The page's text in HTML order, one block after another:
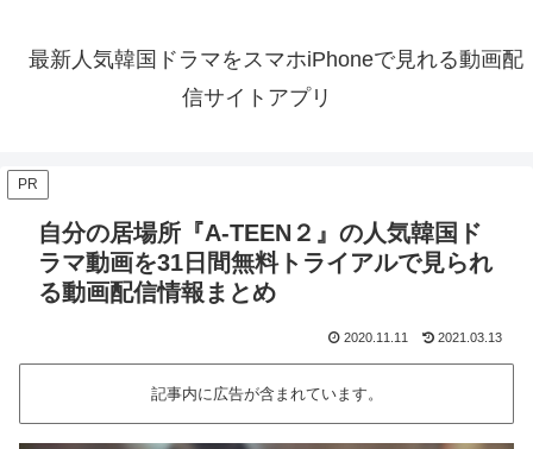
最新人気韓国ドラマをスマホiPhoneで見れる動画配
信サイトアプリ
PR
自分の居場所『A-TEEN２』の人気韓国ド
ラマ動画を31日間無料トライアルで見られ
る動画配信情報まとめ
2020.11.11 2021.03.13
記事内に広告が含まれています。